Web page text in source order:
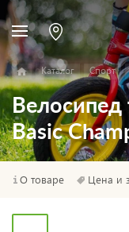
Каталог Спорт
Велосипед
Basic
О товаре Цена и